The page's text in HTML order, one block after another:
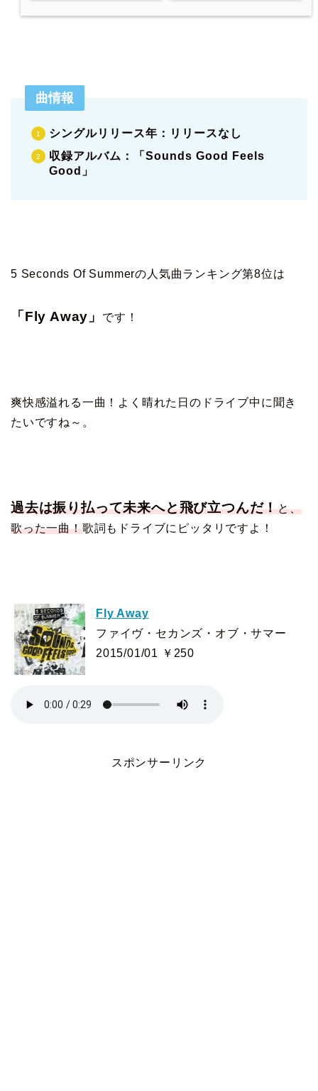
曲情報
シングルリリース年：リリースなし
収録アルバム：「Sounds Good Feels
Good」
5 Seconds Of Summerの人気曲ランキング第8位は
「Fly Away」 です！
爽快感溢れる一曲！よく晴れた日のドライブ中に聞き
たいですね～。
過去は振り払って未来へと飛び立つんだ！と、
歌った一曲！歌詞もドライブにピッタリですよ！
Fly Away
ファイヴ・セカンズ・オブ・サマー
2015/01/01 ￥250
スポンサーリンク